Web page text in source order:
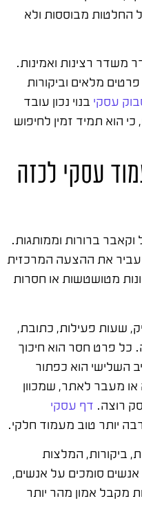
מבוססות ולא
משדר רצינות ואמינות.
מלאים וביקורות
עסקי בנוי נכון עובד
הוא תמיד זמין לחיפוש
עסקי לכזה
וקאבר ברורות וממותגות.
את ההצעה המרכזית
מטושטשות או חסרות
שעות פעילות, כתובת,
כל פרט חסר הוא חיכוך
השלישי הוא כפתור
או מעבר לאתר, שמכוון
רוצה. דף עסקי
יותר טוב מעמוד חלקי.
ביקורות, המלצות
סומכים על אנשים,
מקבל אמון מהר יותר